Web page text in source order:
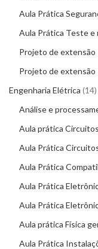
Aula Prática
Aula Prática Teste
Projeto de
Projeto de
Engenharia Elétrica 14
Análise e
Aula prática
Aula Prática
Aula Prática
Aula Prática
Aula Prática
Aula prática Física
Aula Prática